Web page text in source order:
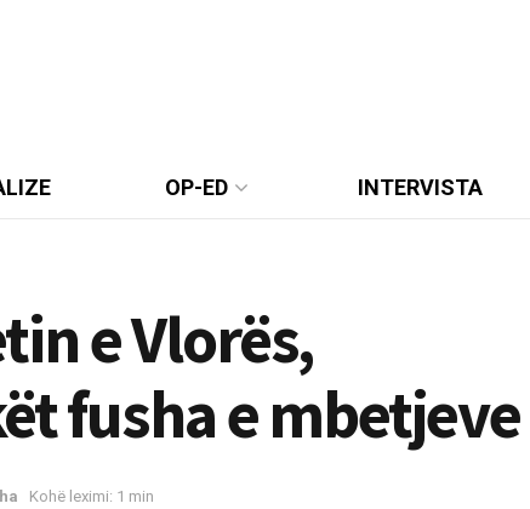
OP-ED INTERVISTA
e Vlorës,
fusha e mbetjeve
Kohë leximi: 1 min